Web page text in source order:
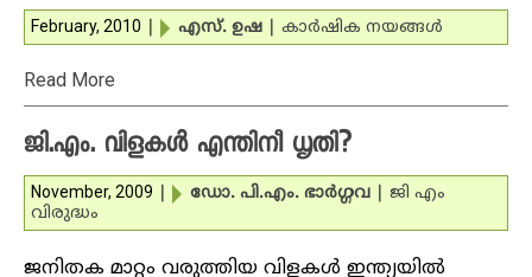
February, 2010 എസ്. ഉഷ കാര്‍ഷിക നയങ്ങള്‍
Read More
ജി.എം. വിളകള്‍ എന്തിനീ ധൃതി?
November, 2009 ഡോ. പി.എം. ഭാര്‍ഗ്ഗവ
ജി എം
വിരുദ്ധം
ജനിതക മാറ്റം വരുത്തിയ വിളകള്‍ ഇന്ത്യയില്‍